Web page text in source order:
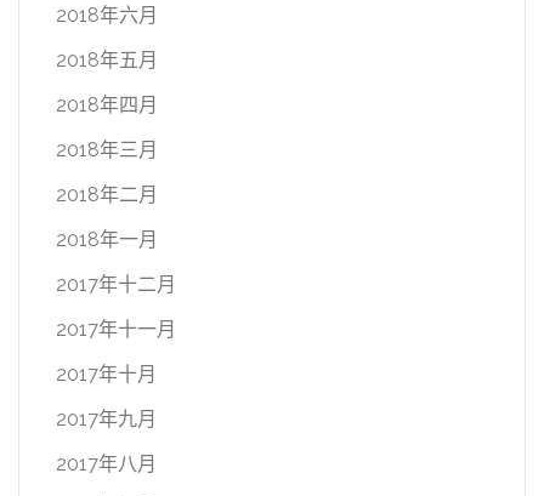
2018年六月
2018年五月
2018年四月
2018年三月
2018年二月
2018年一月
2017年十二月
2017年十一月
2017年十月
2017年九月
2017年八月